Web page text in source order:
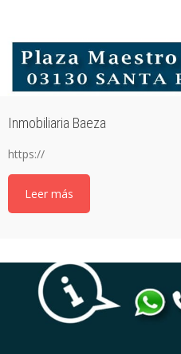
Inmobiliaria Baeza
https://
Leer más